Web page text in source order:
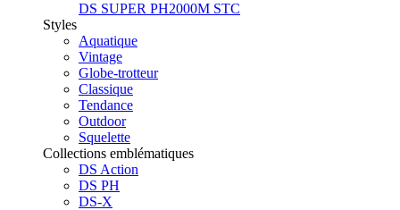
DS SUPER PH2000M STC
Styles
Aquatique
Vintage
Globe-trotteur
Classique
Tendance
Outdoor
Squelette
Collections emblématiques
DS Action
DS PH
DS-X